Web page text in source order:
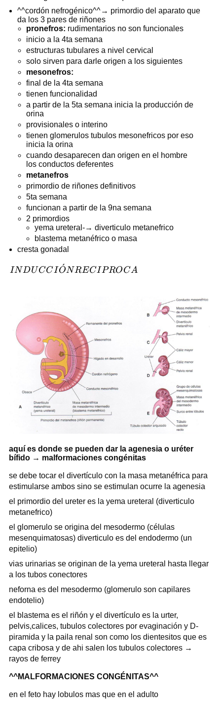
^^cordón nefrogénico^^→ primordio del aparato que
da los 3 pares de riñones
pronefros: rudimentarios no son funcionales
inicio a la 4ta semana
estructuras tubulares a nivel cervical
solo sirven para darle origen a los siguientes
mesonefros:
final de la 4ta semana
tienen funcionalidad
a partir de la 5ta semana inicia la producción de
orina
provisionales o interino
tienen glomerulos tubulos mesonefricos por eso
inicia la orina
cuando desaparecen dan origen en el hombre
los conductos deferentes
metanefros
primordio de riñones definitivos
5ta semana
funcionan a partir de la 9na semana
2 primordios
yema ureteral-→ diverticulo metanefrico
blastema metanéfrico o masa
cresta gonadal
INDUCCIÓN
INDUCCIO
ˊNRECIPROCA
aquí es donde se pueden dar la agenesia o uréter
bífido → malformaciones congénitas
se debe tocar el divertículo con la masa metanéfrica para
estimularse ambos sino se estimulan ocurre la agenesia
el primordio del ureter es la yema ureteral (diverticulo
metanefrico)
el glomerulo se origina del mesodermo (células
mesenquimatosas) diverticulo es del endodermo (un
epitelio)
vias urinarias se originan de la yema ureteral hasta llegar
a los tubos conectores
neforna es del mesodermo (glomerulo son capilares
endotelio)
el blastema es el riñón y el divertículo es la urter,
pelvis,calices, tubulos colectores por evaginación y D-
piramida y la paila renal son como los dientesitos que es
capa cribosa y de ahi salen los tubulos colectores →
rayos de ferrey
^^MALFORMACIONES CONGÉNITAS^^
en el feto hay lobulos mas que en el adulto